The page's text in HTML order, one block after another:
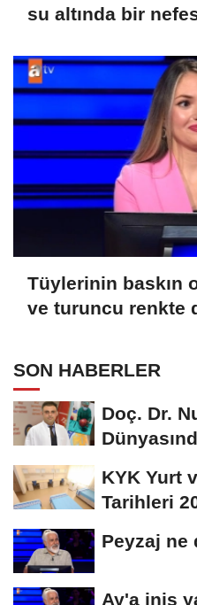
su altında bir
Guniess Dünya
Tüylerinin baskın
ve turuncu renkte
adlandırılan
bilgi doğrudur?
SON HABERLER
Doç. Dr.
KYK Yurt
Tarihleri
Peyzaj ne
Ay'a iniş